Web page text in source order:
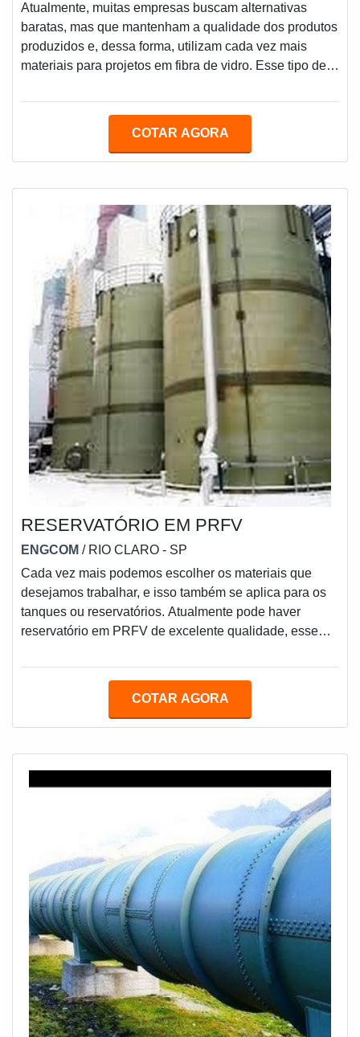
Atualmente, muitas empresas buscam alternativas
baratas, mas que mantenham a qualidade dos produtos
produzidos e, dessa forma, utilizam cada vez mais
materiais para projetos em fibra de vidro. Esse tipo de
pequenos filamentos de vidro que não são duros
FIBRA DE VIDROSabendo que esse tipo de material é
COTAR AGORA
RESERVATÓRIO EM PRFV
ENGCOM / RIO CLARO - SP
Cada vez mais podemos escolher os materiais que
desejamos trabalhar, e isso também se aplica para os
tanques ou reservatórios. Atualmente pode haver
reservatório em PRFV de excelente qualidade, esse
que também pode ser conhecida como PRFV, que
material para reservatório garante também que a água
COTAR AGORA